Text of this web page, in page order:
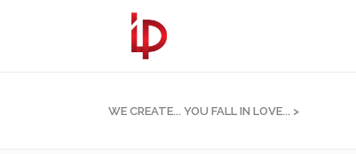
WE CREATE... YOU FALL IN LOVE... >